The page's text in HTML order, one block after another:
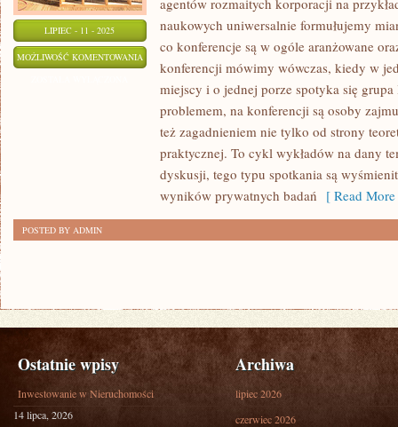
LIPIEC - 11 - 2025
MOŻLIWOŚĆ KOMENTOWANIA
agentów rozmaitych korporacji na
naukowych uniwersalnie formułujemy
co konferencje są w ogóle aranżowane
konferencji mówimy wówczas, kiedy w
miejscy i o jednej porze spotyka się
problemem, na konferencji są osoby
też zagadnieniem nie tylko od strony
praktycznej. To cykl wykładów na dany
dyskusji, tego typu spotkania są
wyników prywatnych badań [ Read
POSTED BY ADMIN
Ostatnie wpisy
Inwestowanie w Nieruchomości
14 lipca, 2026
Archiwa
lipiec 2026
czerwiec 2026